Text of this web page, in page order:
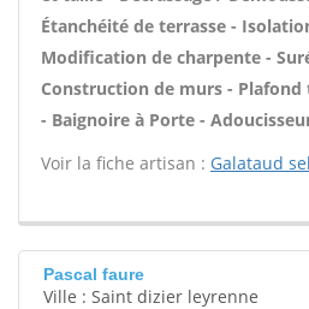
Étanchéité de terrasse -
Modification de charpente -
Construction de murs - Plafond
- Baignoire à Porte -
Voir la fiche artisan : Galataud
Pascal faure
Ville : Saint dizier leyrenne